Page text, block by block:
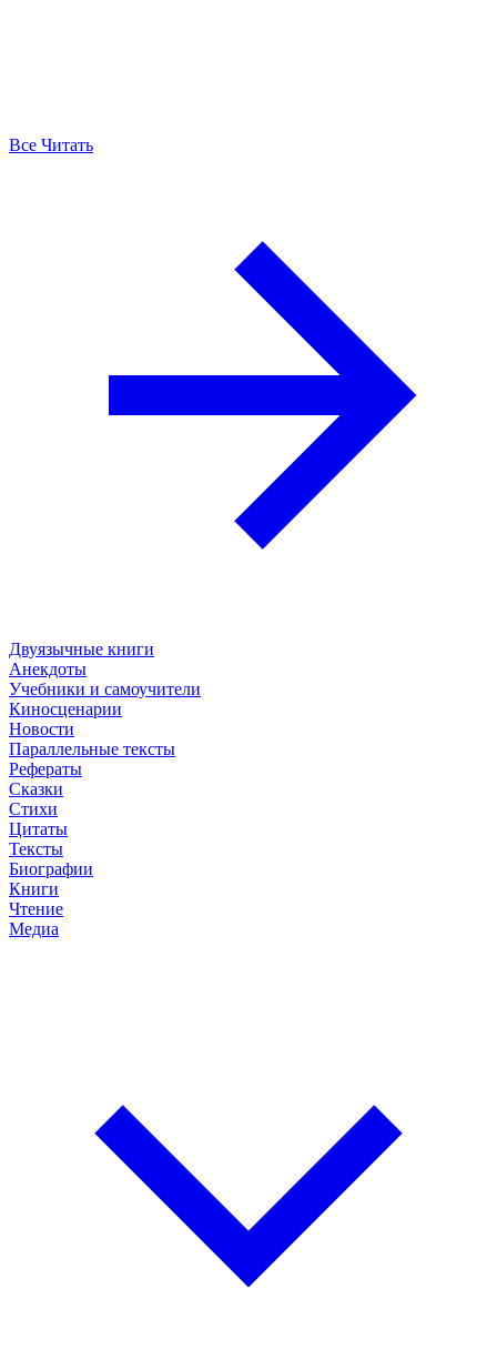
Все Читать
Двуязычные книги
Анекдоты
Учебники и самоучители
Киносценарии
Новости
Параллельные тексты
Рефераты
Сказки
Стихи
Цитаты
Тексты
Биографии
Книги
Чтение
Медиа